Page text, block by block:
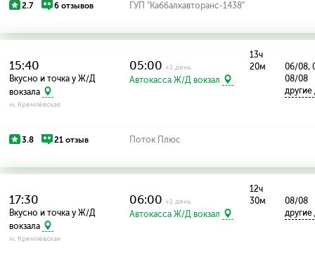
2.7 6 отзывов ГУП "Каббалкавторанс-1438"
15:40
Вкусно и точка у Ж/Д
вокзала
м. Кремлёвская
05:00+1 день
Автокасса Ж/Д вокзал
13ч
20м
06/08,
08/08
3.8 21 отзыв Поток Плюс
17:30
Вкусно и точка у Ж/Д
вокзала
м. Кремлёвская
06:00+1 день
Автокасса Ж/Д вокзал
12ч
30м
08/08